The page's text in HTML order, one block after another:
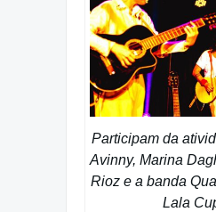
Participam da
Avinny, Marina
Rioz e a banda
Lala